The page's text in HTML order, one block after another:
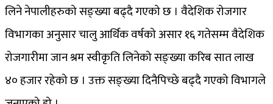
लिने नेपालीहरुको सङ्ख्या बढ्दै गएको छ । वैदेशिक रोजगार
विभागका अनुसार चालु आर्थिक वर्षको असार १६ गतेसम्म वैदेशिक
रोजगारीमा जान श्रम स्वीकृति लिनेको सङ्ख्या करिब सात लाख
४० हजार रहेको छ । उक्त सङ्ख्या दिनैपिच्छे बढ्दै गएको विभागले